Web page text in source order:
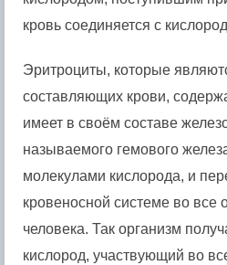
кровь соединяется с
Эритроциты, которые
составляющих крови,
имеет в своём составе
называемого гемового
молекулами кислорода, и
кровеносной системе во все
человека. Так организм
кислород, участвующий во